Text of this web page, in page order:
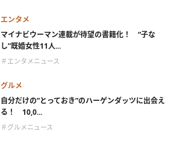
エンタメ
マイナビウーマン連載が待望の書籍化！ “子な
し”既婚女性11人...
＃エンタメニュース
グルメ
自分だけの”とっておき”のハーゲンダッツに出会え
る！ 10,0...
＃グルメニュース